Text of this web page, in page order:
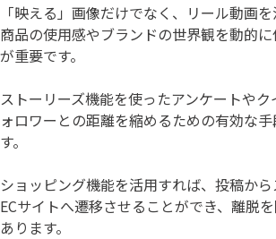
「映える」画像だけでなく、リール動画を
商品の使用感やブランドの世界観を動的に
が重要です。
ストーリーズ機能を使ったアンケートやク
ォロワーとの距離を縮めるための有効な
す。
ショッピング機能を活用すれば、投稿か
ECサイトへ遷移させることができ、離脱
あります。